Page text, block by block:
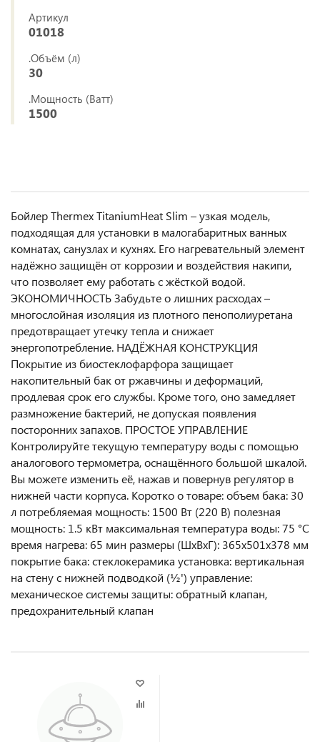
Артикул
01018
.Объём (л)
30
.Мощность (Ватт)
1500
Бойлер Thermex TitaniumHeat Slim – узкая модель,
подходящая для установки в малогабаритных ванных
комнатах, санузлах и кухнях. Его нагревательный элемент
надёжно защищён от коррозии и воздействия накипи,
что позволяет ему работать с жёсткой водой.
ЭКОНОМИЧНОСТЬ Забудьте о лишних расходах –
многослойная изоляция из плотного пенополиуретана
предотвращает утечку тепла и снижает
энергопотребление. НАДЁЖНАЯ КОНСТРУКЦИЯ
Покрытие из биостеклофарфора защищает
накопительный бак от ржавчины и деформаций,
продлевая срок его службы. Кроме того, оно замедляет
размножение бактерий, не допуская появления
посторонних запахов. ПРОСТОЕ УПРАВЛЕНИЕ
Контролируйте текущую температуру воды с помощью
аналогового термометра, оснащённого большой шкалой.
Вы можете изменить её, нажав и повернув регулятор в
нижней части корпуса. Коротко о товаре: объем бака: 30
л потребляемая мощность: 1500 Вт (220 В) полезная
мощность: 1.5 кВт максимальная температура воды: 75 °С
время нагрева: 65 мин размеры (ШxВxГ): 365x501x378 мм
покрытие бака: стеклокерамика установка: вертикальная
на стену с нижней подводкой (½') управление:
механическое системы защиты: обратный клапан,
предохранительный клапан